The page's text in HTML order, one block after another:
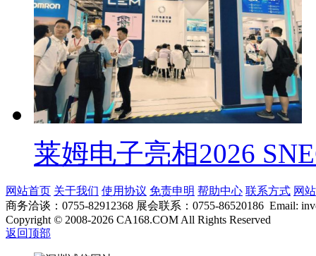
莱姆电子亮相2026
网站首页 关于我们 使用协议 免责申明 帮助中心 联系方式 网
商务洽谈：0755-82912368 展会联系：0755-86520186 Email:
Copyright © 2008-2026 CA168.COM All Rights Reserved
返回顶部